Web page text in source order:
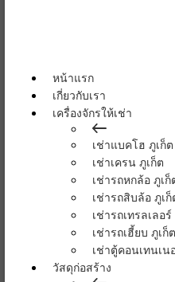
หน้าแรก
เกี่ยวกับเรา
เครื่องจักรให้เช่า
เช่าแบคโฮ ภูเก็ต
เช่าเครน ภูเก็ต
เช่ารถหกล้อ ภูเก็
เช่ารถสิบล้อ ภูเ
เช่ารถเทรลเลอ
เช่ารถเฮี้ยบ ภูเก็ต
เช่าตู้คอนเทนเน
วัสดุก่อสร้าง